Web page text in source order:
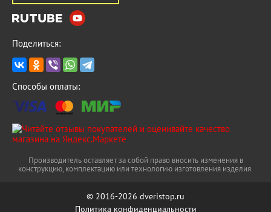
Поделиться:
Способы оплаты:
Производитель оставляет за собой право вносить изменения в
конструкцию, комплектацию или технологию изготовления изделия.
© 2016-2026 dveristop.ru
Политика конфиденциальности